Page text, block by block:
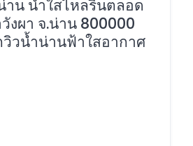
าน น้ำใสไหลรินตลอด
งผา จ.น่าน 800000
วน้ำน่านฟ้าใสอากาศ